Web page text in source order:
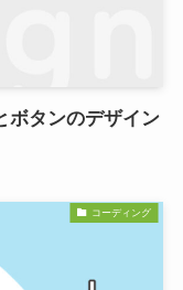
ボタンのデザイン
コーディング